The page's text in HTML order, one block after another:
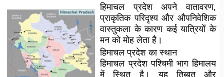
हिमाचल प्रदेश अपने वातावरण,
प्राकृतिक परिदृश्य और औपनिवेशिक
वास्तुकला के कारण कई यात्रियों के
मन को मोह लेता है।
हिमाचल प्रदेश का स्थान
हिमाचल प्रदेश पश्चिमी भाग हिमालय
में स्थित है। यह तिब्बत और